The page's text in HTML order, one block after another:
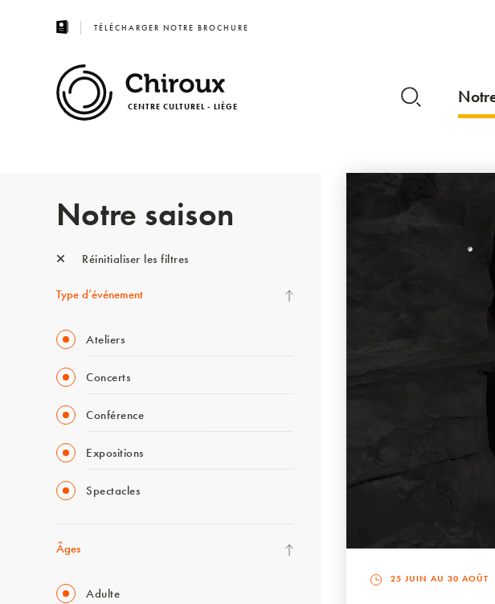
TÉLÉCHARGER NOTRE BROCHURE
CENTRE CULTUREL - LIÈGE
Notre saison
Réinitialiser les filtres
Type d’événement
Ateliers
Concerts
Conférence
Expositions
Spectacles
Âges
Adulte
25 JUIN AU 30 AOÛT